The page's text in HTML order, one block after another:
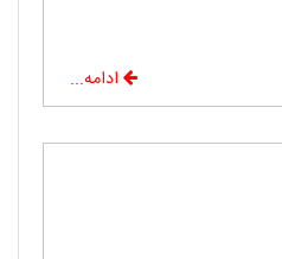
ادامه...